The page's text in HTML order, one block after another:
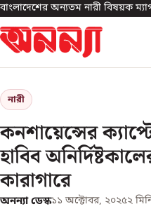
বাংলাদেশের অন্যতম নারী বিষয়ক
নারী
কনশায়েন্সের
হাবিব
কারাগারে
অনন্যা ডেস্ক১১ অক্টোবর, ২০২৫২